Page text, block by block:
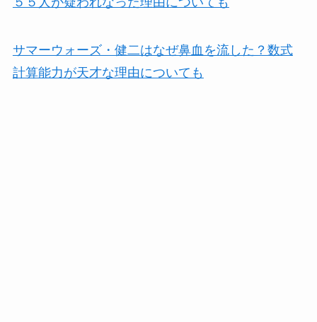
サマーウォーズ・健二はなぜ鼻血を流した？数式
計算能力が天才な理由についても